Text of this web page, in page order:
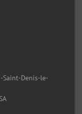
Saint-Denis-le-